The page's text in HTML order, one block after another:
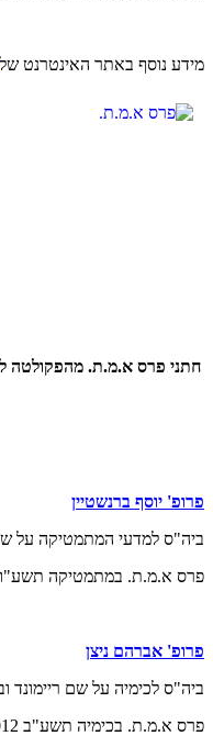
מידע נוסף באתר האינטרנט של
חתני פרס א.מ.ת. מהפקולטה
פרופ' יוסף ברנשטיין
ביה"ס למדעי המתמטיקה על
פרס א.מ.ת. במתמטיקה תשע"ו 2016
פרופ' אברהם ניצן
ביה"ס לכימיה על שם ריימונד
פרס א.מ.ת. בכימיה תשע"ב 2012